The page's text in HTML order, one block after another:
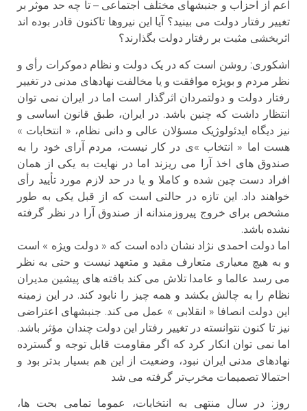
اعم از احزاب و جنبشهای مختلف اجتماعی – تا چه حد موثر بر
تغییر رفتار دولت می بینید؟ آیا این نیروها تاکنون قادر بوده اند
اثربخشی مثبت بر رفتار دولت بگذارند؟
اشكورى: روشن است که در یک دولت و نظام دموکرات رأی و
نظر مردم و بویژه موافقت و یا مخالفت نهادهای مدنی در تغییر
رفتار دولت و دولتمردان اثرگذار است اما در ایران نمی توان
انتظار داشت که چنین باشد. در ایران، طبق قانون اساسی و
نیز دیگاه ایدئولوژیک مسؤلان عالی و دانی نظام، « انتخابات »
هست اما « انتخاب »ی در کار نیست، مردم آرای خود را به
صندوق های اخذ آرا می ریزند اما در نهایت به یکی از همان
افراد دست چین شده و کاملا و یا در حد لازم مورد تأیید رأی
خواهند داد. این تازه در حالتی است که از قبل یکی به طور
مشخص برای خروج پیروزمندانه از صندوق آرا در نظر گرفته
نشده باشد.
اما دولت احمدی نژاد نشان داده است که « دولت ویژه » است
و به هیچ معیاری متعارف مقید و متعهد نیست و حتی به نظر
می رسد عالما و عامدا تلاش می کند بافته های پیشین مدیران
نظام را به چالش بکشد و همه چیز را نابود کند. در این زمینه
این دولت انصافا « انقلابی » عمل می کند. جنبشهای اعتراضی
نیز تا کنون نتوانسته در تغییر رفتار این دولت چندان مؤثر باشد.
اما نمی توان انکار کرد که اگر مقاومت قابل توجه و گسترده
نهادهای مدنی ایران نبود، وضعیت از این هم بسیار بدتر بود و
احتمالا تصمیمات مخرب‌تر گرفته می شد
روز: در سال منتهی به انتخابات، عموما تمامی بحت ها،